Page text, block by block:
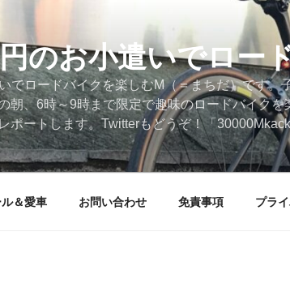
のお小遣いでロー
でロードバイクを楽しむM（＝まちだ）です
朝、6時～9時まで限定で趣味のロードバイク
ポートします。Twitterもどうぞ！「
＆愛車 お問い合わせ 免責事項 プラ